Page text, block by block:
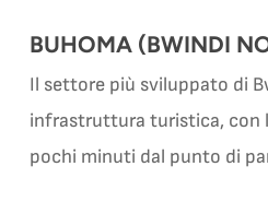
BUHOMA (BWINDI
Il settore più sviluppato di
infrastruttura turistica, con
pochi minuti dal punto di